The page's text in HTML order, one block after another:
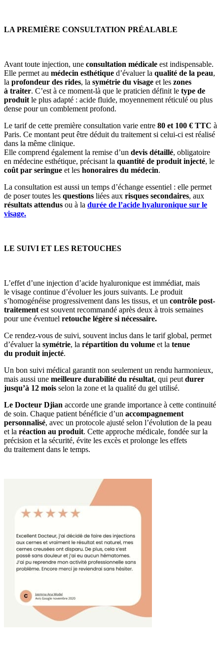
LA PREMIÈRE CONSULTATION PRÉALABLE
Avant toute injection, une consultation médicale est indispensable.
Elle permet au médecin esthétique d’évaluer la qualité de la peau,
la profondeur des rides, la symétrie du visage et les zones
à traiter. C’est à ce moment-là que le praticien définit le type de
produitle plus adapté : acide fluide, moyennement réticulé ou plus
dense pour un comblement profond.
Le tarif de cette première consultation varie entre 80 et 100 € TTC à
Paris. Ce montant peut être déduit du traitement si celui-ci est réalisé
dans la même clinique.
Elle comprend également la remise d’un devis détaillé, obligatoire
en médecine esthétique, précisant la quantité de produit injecté, le
coût par seringue et les honoraires du médecin.
La consultation est aussi un temps d’échange essentiel : elle permet
de poser toutes les questions liées aux risques secondaires, aux
résultats attendus ou à la durée de l’acide hyaluronique sur le
visage.
LE SUIVI ET LES RETOUCHES
L’effet d’une injection d’acide hyaluronique est immédiat, mais
le visage continue d’évoluer les jours suivants. Le produit
s’homogénéise progressivement dans les tissus, et un contrôle post-
traitementest souvent recommandé après deux à trois semaines
pour une éventuel retouche légère si nécessaire.
Ce rendez-vous de suivi, souvent inclus dans le tarif global, permet
d’évaluer la symétrie, la répartition du volume et la tenue
du produit injecté.
Un bon suivi médical garantit non seulement un rendu harmonieux,
mais aussi une meilleure durabilité du résultat, qui peutdurer
jusqu’à 12 mois selon la zone et la qualité du gel utilisé.
Le Docteur Djian accorde une grande importance à cette continuité
de soin. Chaque patient bénéficie d’un accompagnement
personnalisé, avec un protocole ajusté selon l’évolution de la peau
et la réaction au produit. Cette approche médicale, fondée sur la
précision et la sécurité, évite les excès et prolonge les effets
du traitement dans le temps.